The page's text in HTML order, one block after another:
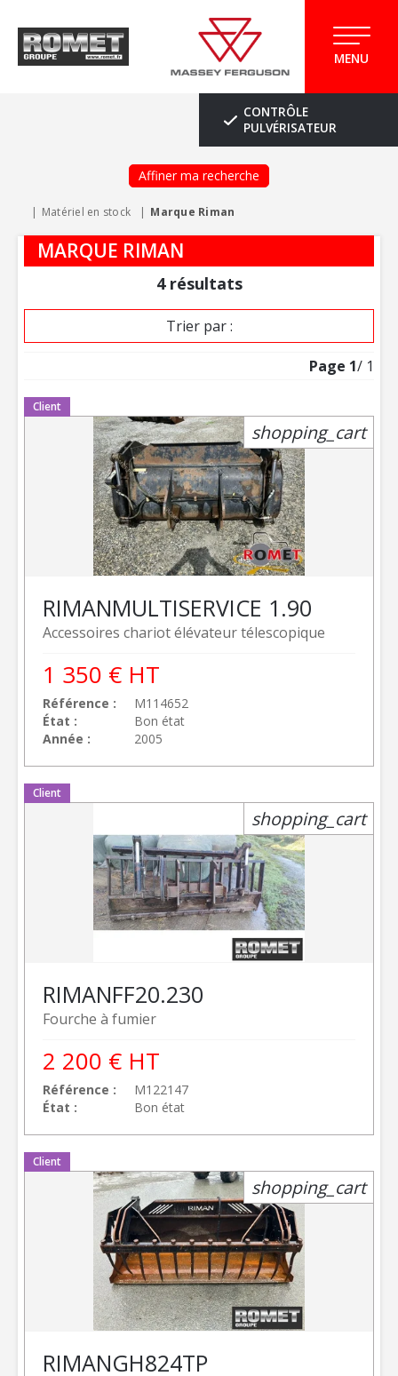
MENU
CONTRÔLE
PULVÉRISATEUR
Affiner ma recherche
Matériel en stock Marque Riman
MARQUE RIMAN
4 résultats
Trier par :
Page 1/ 1
Client
Accessoires chariot élévateur télescopique
RIMANMULTISERVICE 1.90
Référence
M114652
État
Bon état
Année
2005
1 350 € HT
shopping_cart
Client
Fourche à fumier
RIMANFF20.230
Référence
M122147
État
Bon état
2 200 € HT
shopping_cart
Client
RIMANGH824TP
shopping_cart